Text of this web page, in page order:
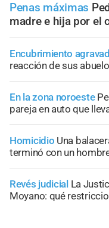
Penas máximas
madre e hija por el
Encubrimiento
reacción de sus
En la zona noroeste
pareja en auto que
Homicidio Una
terminó con un
Revés judicial La
Moyano: qué